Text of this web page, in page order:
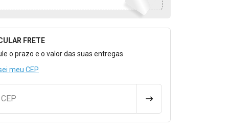
para Calcular o Frete
FRETE
o prazo e o valor das suas entregas
meu CEP
CALCULAR FRETE